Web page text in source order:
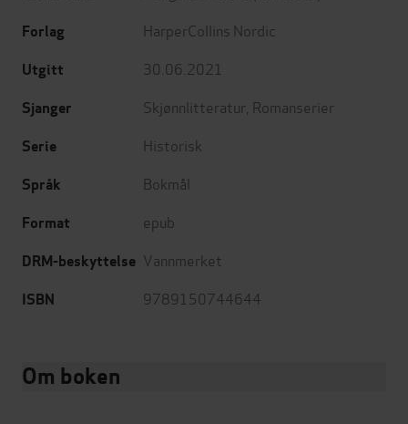
Forlag HarperCollins Nordic
Utgitt 30.06.2021
Sjanger Skjønnlitteratur Romanserier
Serie Historisk
Språk Bokmål
Format epub
DRM-beskyttelse Vannmerket
ISBN 9789150744644
Om boken